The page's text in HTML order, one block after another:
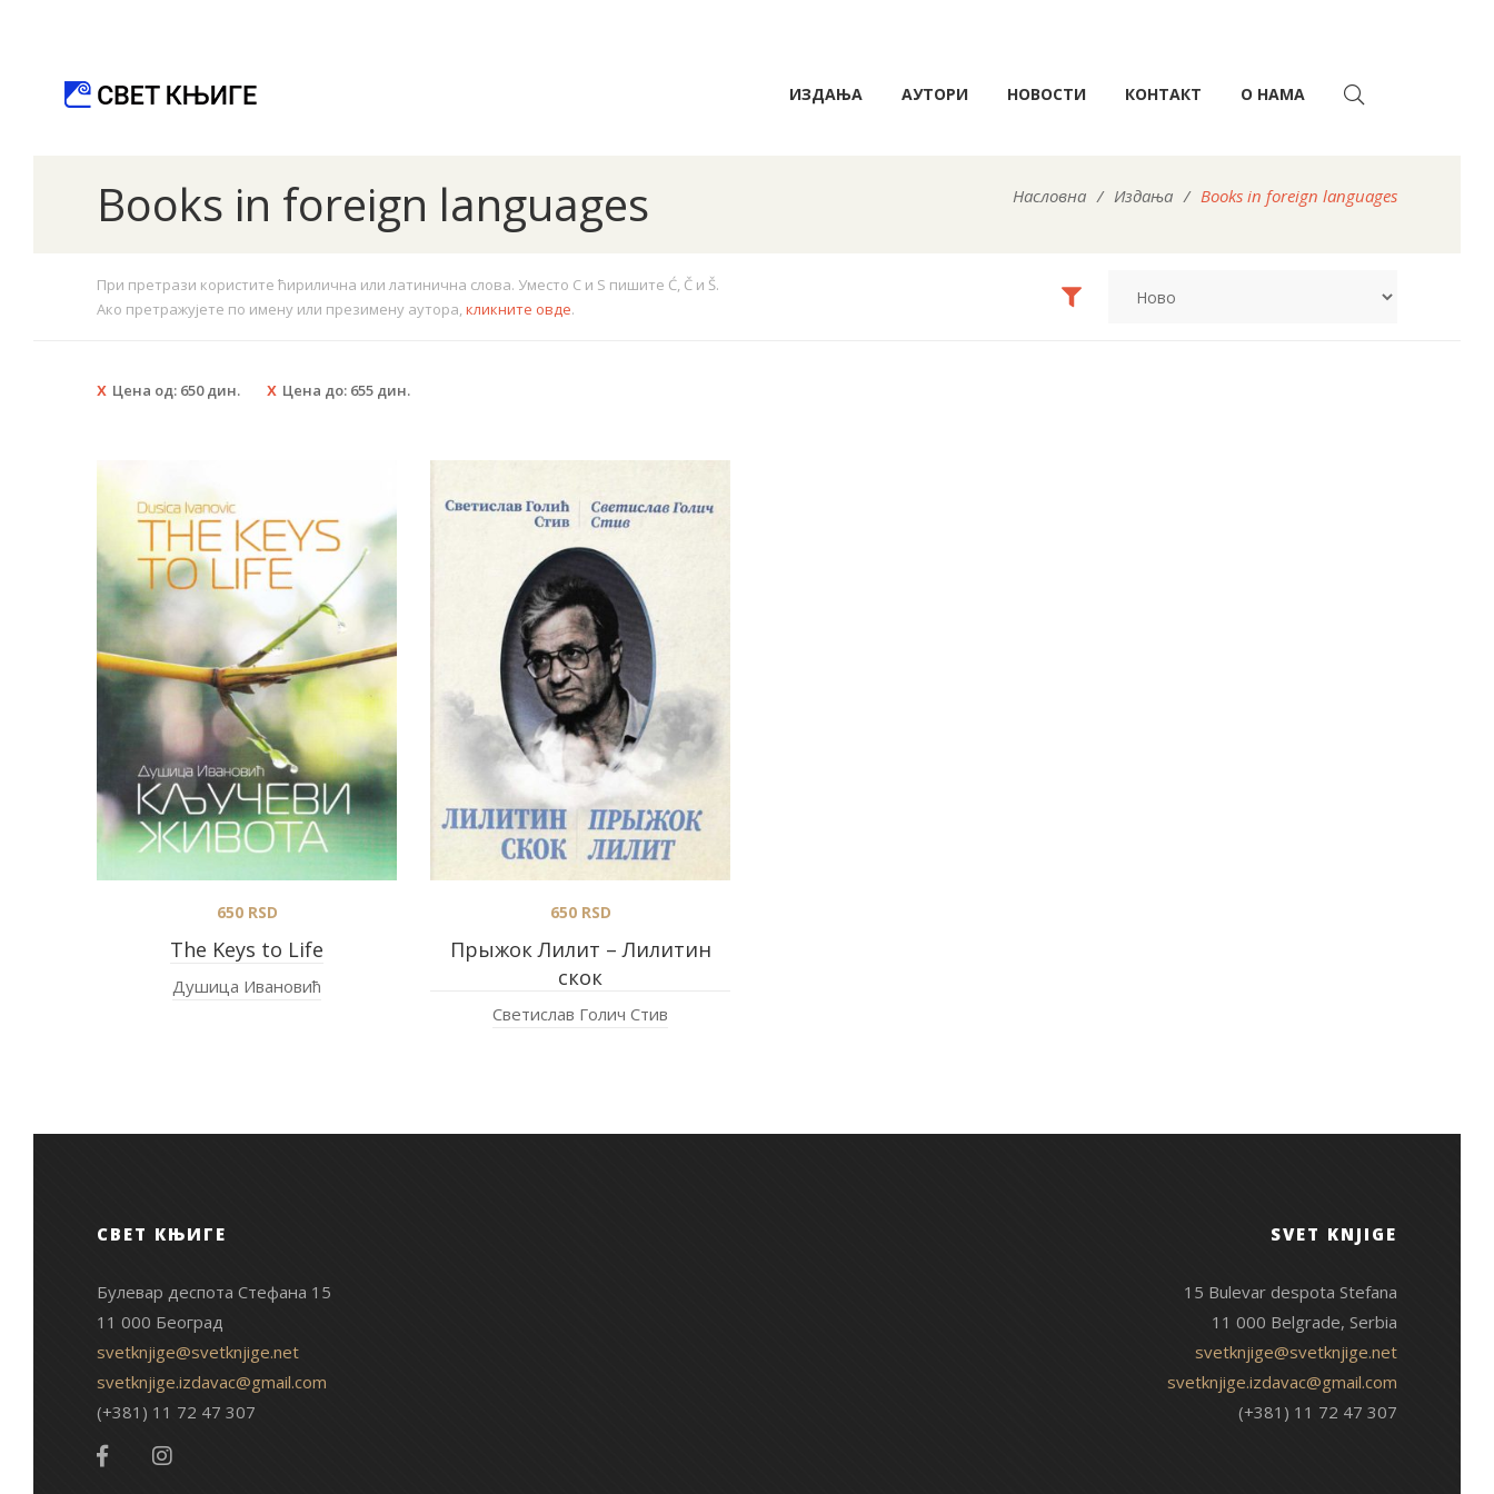
ИЗДАЊА АУТОРИ НОВОСТИ КОНТАКТ О НАМА
Books in foreign languages Насловна / Издања / Books in foreign languages
При претрази користите ћирилична или латинична слова. Уместо C и S пишите Ć, Č и Š.
Ако претражујете по имену или презимену аутора,кликните овде.
Цена од: 650дин. Цена до: 655 дин.
The Keys to Life
650RSD
Душица Ивановић
Прыжок Лилит – Лилитин
скок
650RSD
Светислав Голич Стив
СВЕТ КЊИГЕ
Булевар деспота Стефана 15
11 000 Београд
svetknjige@svetknjige.net
svetknjige.izdavac@gmail.com
(+381) 11 72 47 307
SVET KNJIGE
15 Bulevar despota Stefana
11 000 Belgrade, Serbia
svetknjige@svetknjige.net
svetknjige.izdavac@gmail.com
(+381) 11 72 47 307